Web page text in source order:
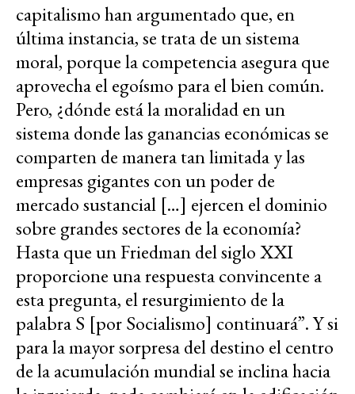
capitalismo han argumentado que, en
última instancia, se trata de un sistema
moral, porque la competencia asegura que
aprovecha el egoísmo para el bien común.
Pero, ¿dónde está la moralidad en un
sistema donde las ganancias económicas se
comparten de manera tan limitada y las
empresas gigantes con un poder de
mercado sustancial […] ejercen el dominio
sobre grandes sectores de la economía?
Hasta que un Friedman del siglo XXI
proporcione una respuesta convincente a
esta pregunta, el resurgimiento de la
palabra S [por Socialismo] continuará”. Y si
para la mayor sorpresa del destino el centro
de la acumulación mundial se inclina hacia